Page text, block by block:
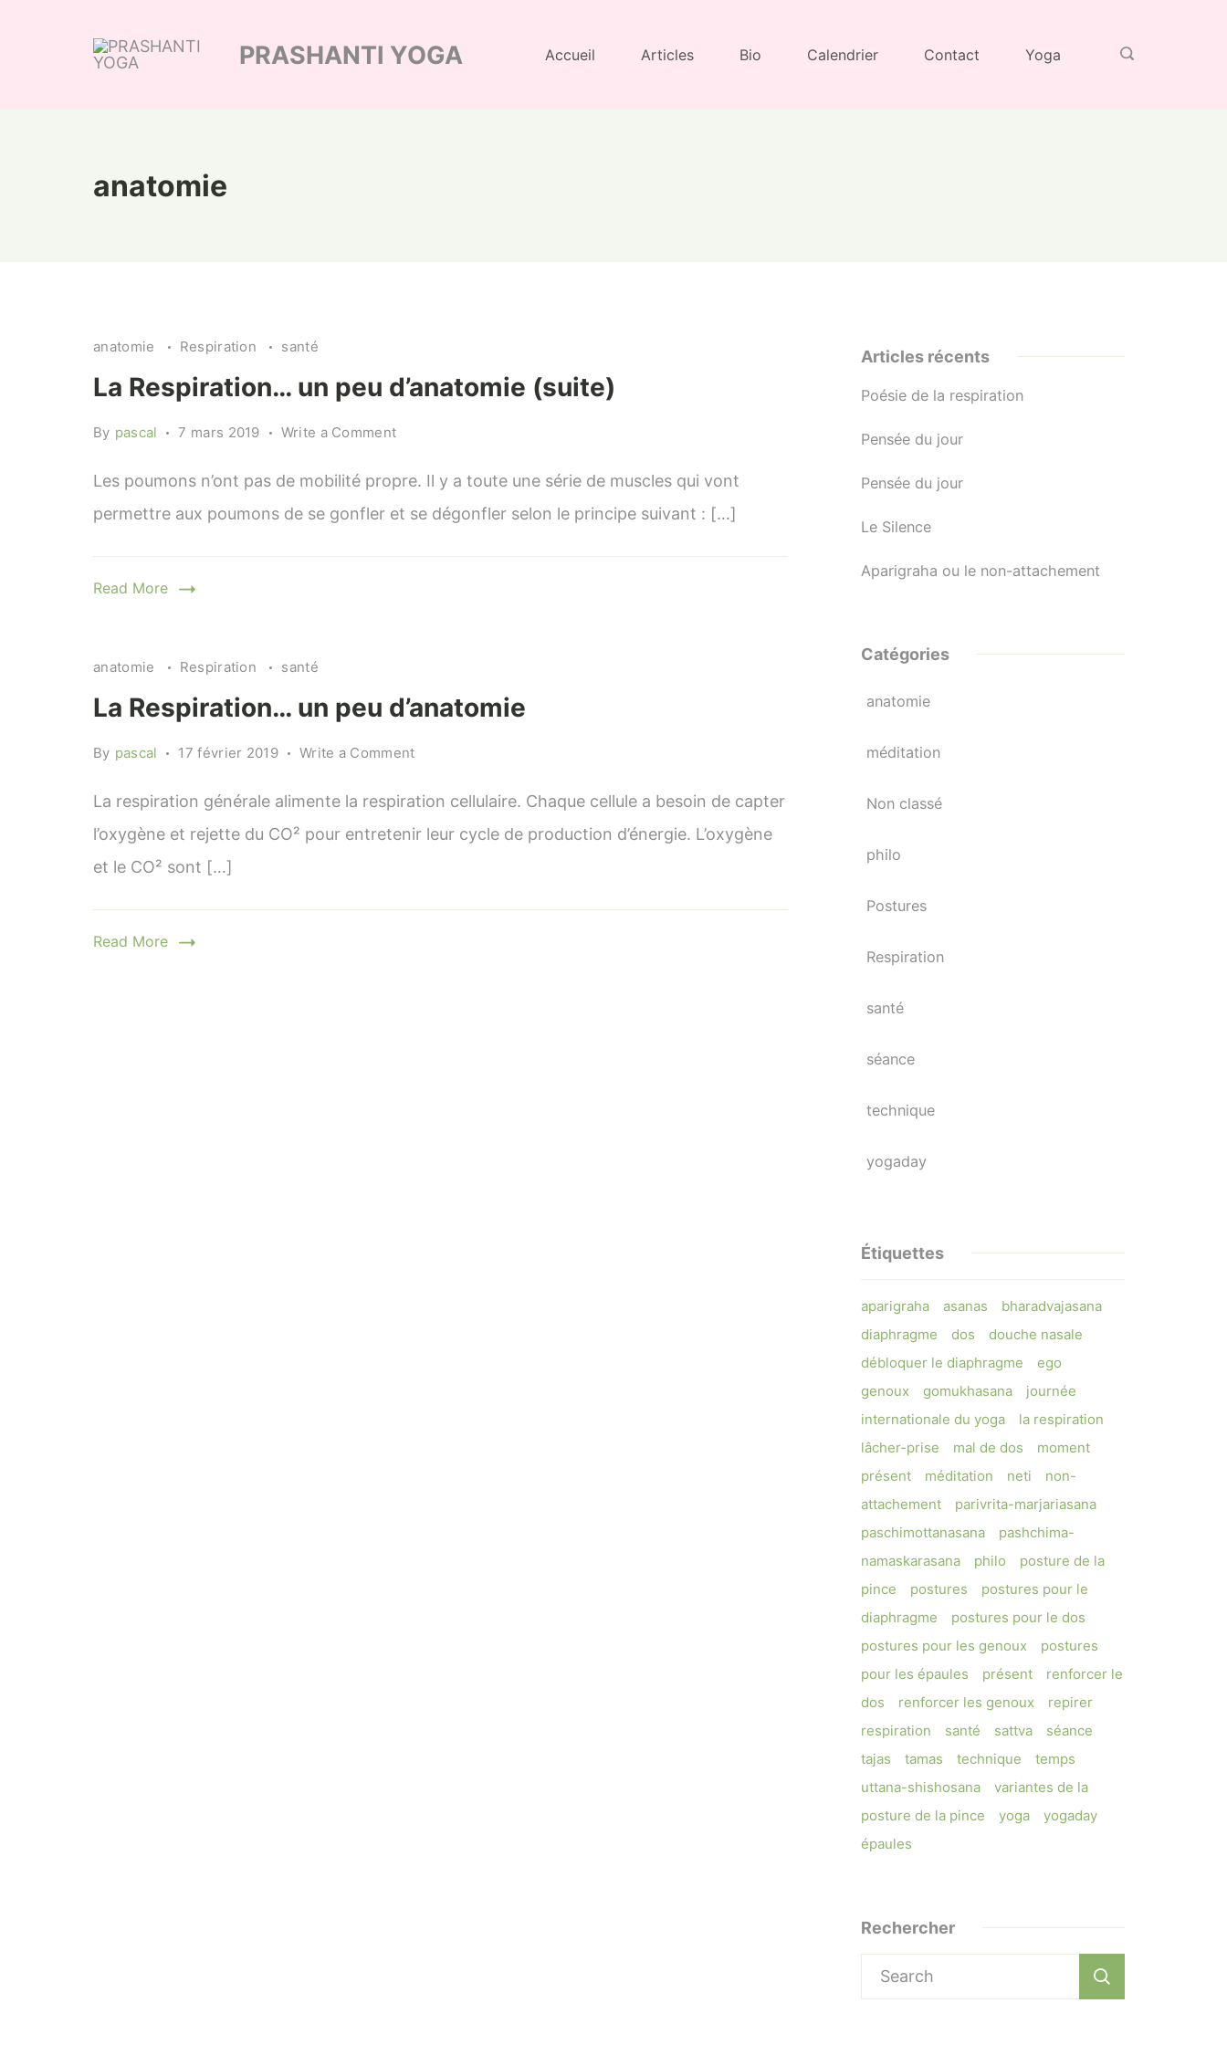
PRASHANTI YOGA Accueil Articles Bio Calendrier Contact Yoga
anatomie
anatomie Respiration santé
La Respiration… un peu d’anatomie (suite)
By pascal 7 mars 2019 Write a Commenton
Respiration…
Les poumons n’ont pas de mobilité propre. Il y a toute une série de muscles qui vont
permettre aux poumons de se gonfler et se dégonfler selon le principe suivant : […]
Read More
anatomie Respiration santé
La Respiration… un peu d’anatomie
By pascal 17 février 2019 Write a Commenton
Respiration…
un
La respiration générale alimente la respiration cellulaire. Chaque cellule a besoin de capter
l’oxygène et rejette du CO² pour entretenir leur cycle de production d’énergie. L’oxygène
et le CO² sont […]
Read More
Articles récents
Poésie de la respiration
Pensée du jour
Pensée du jour
Le Silence
Aparigraha ou le non-attachement
Catégories
anatomie
méditation
Non classé
philo
Postures
Respiration
santé
séance
technique
yogaday
Étiquettes
aparigraha asanas
bharadvajasana
diaphragme
dos
douche nasale
débloquer le diaphragme
ego
genoux
gomukhasana
journée
internationale du yoga
la respiration
lâcher-prise
mal de dos
moment
présent
méditation neti
non-
attachement
parivrita-marjariasana
paschimottanasana
pashchima-
namaskarasana
philo
posture de la
pince
postures
postures pour le
diaphragme
postures pour le dos
postures pour les genoux
postures
pour les épaules
présent
renforcer le
dos
renforcer les genoux
repirer
respiration
santé sattva
séance
tajas
tamas technique
temps
uttana-shishosana
variantes de la
posture de la pince
yoga
yogaday
épaules
Rechercher
Search
for: